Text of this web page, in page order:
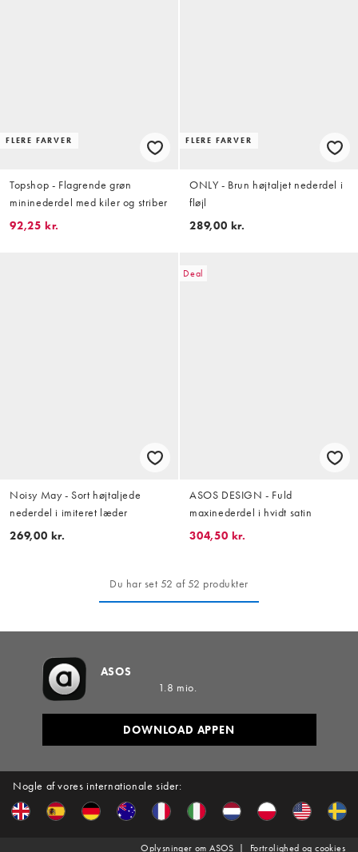
FLERE FARVER
Topshop - Flagrende grøn
mininederdel med kiler og striber
92,25 kr.
FLERE FARVER
ONLY - Brun højtaljet nederdel i
fløjl
289,00 kr.
Noisy May - Sort højtaljede
nederdel i imiteret læder
269,00 kr.
Deal
ASOS DESIGN - Fuld
maxinederdel i hvidt satin
304,50 kr.
Du har set 52 af 52 produkter
Nogle af vores internationale sider:
ASOS
1.8 mio.
DOWNLOAD APPEN
Oplysninger om ASOS Fortrolighed og cookies